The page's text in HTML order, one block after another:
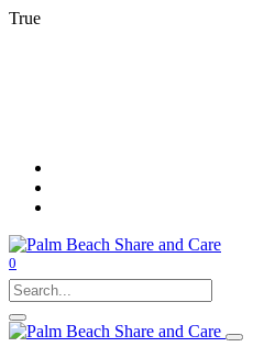
True
0